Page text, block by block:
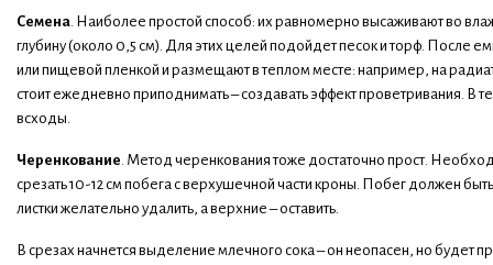
Семена. Наиболее простой способ: их равномерно высаживают во
глубину (около 0,5 см). Для этих целей подойдет песок и торф. После
или пищевой пленкой и размещают в теплом месте: например, на
стоит ежедневно приподнимать – создавать эффект проветривания. В
всходы.
Черенкование. Метод черенкования тоже достаточно прост.
срезать 10-12 см побега с верхушечной части кроны. Побег должен
листки желательно удалить, а верхние – оставить.
В срезах начнется выделение млечного сока – он неопасен, но будет